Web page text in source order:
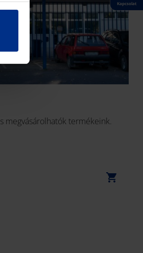
megvásárolhatók termékeink.
Kapcsolat